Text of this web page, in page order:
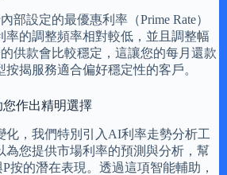
部設定的最優惠利率（Prime Rate）
率的調整頻率相對較低，並且調整幅
供款會比較穩定，這讓您的每月還款
揭服務適合偏好穩定性的客戶。
作出精明選擇
化，我們特別引入AI利率走勢分析工
為您提供市場利率的預測與分析，幫
按的潛在表現。透過這項智能輔助，